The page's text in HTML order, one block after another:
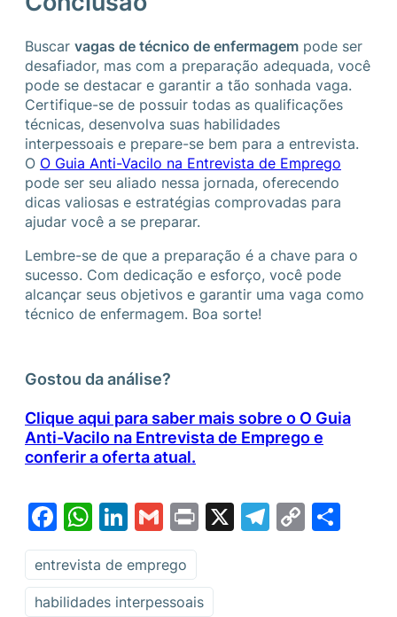
Buscar vagas de técnico de enfermagem pode ser
desafiador, mas com a preparação adequada, você
pode se destacar e garantir a tão sonhada vaga.
Certifique-se de possuir todas as qualificações
técnicas, desenvolva suas habilidades
interpessoais e prepare-se bem para a entrevista.
O O Guia Anti-Vacilo na Entrevista de Emprego
pode ser seu aliado nessa jornada, oferecendo
dicas valiosas e estratégias comprovadas para
ajudar você a se preparar.
Lembre-se de que a preparação é a chave para o
sucesso. Com dedicação e esforço, você pode
alcançar seus objetivos e garantir uma vaga como
técnico de enfermagem. Boa sorte!
Gostou da análise?
Clique aqui para saber mais sobre o O Guia
Anti-Vacilo na Entrevista de Emprego e
conferir a oferta atual.
Facebook
WhatsApp
LinkedIn
GmailPrint
X Telegram
Copy
entrevista de emprego
habilidades interpessoais